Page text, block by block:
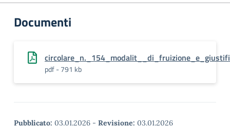
Documenti
pdf - 791 kb
Pubblicato: 03.01.2026 - Revisione: 03.01.2026